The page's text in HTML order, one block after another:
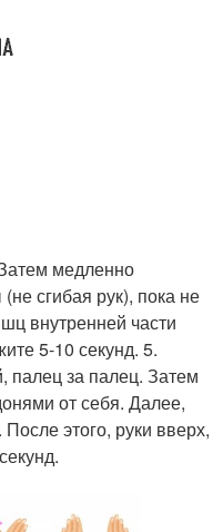
медленно
сгибая рук), пока не
внутренней части
5-10 секунд. 5.
палец за палец. Затем
от себя. Далее,
этого, руки вверх,